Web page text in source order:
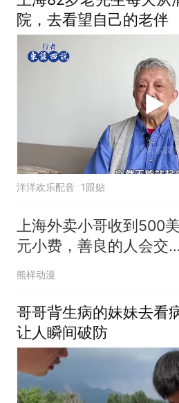
院，去看望自己的老伴
洋洋欢乐配音 1跟贴
上海外卖小哥收到500美
元小费，善良的人会交好
运
熊样动漫
哥哥背生病的妹妹去看
让人瞬间破防